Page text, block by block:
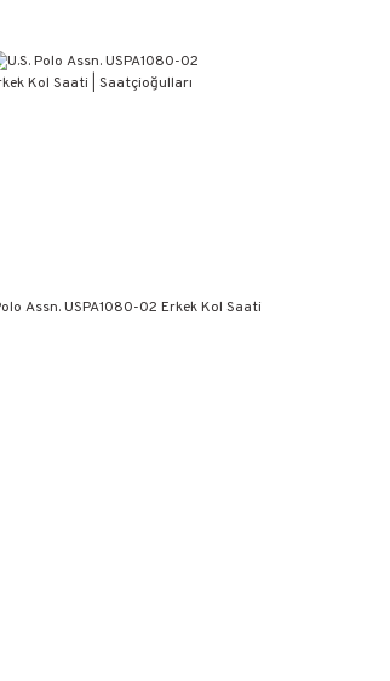
WEB SİTESİNE ÖZEL FİYATLAR
KAÇIRILMAYACAK FIRSATLAR